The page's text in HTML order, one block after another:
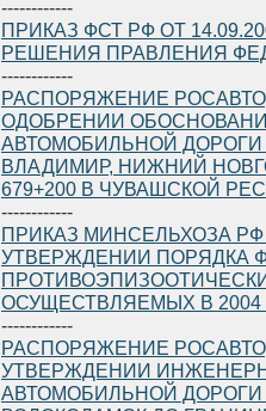
------------
ПРИКАЗ ФСТ РФ ОТ
РЕШЕНИЯ ПРАВЛЕНИЯ
------------
РАСПОРЯЖЕНИЕ
ОДОБРЕНИИ
АВТОМОБИЛЬНОЙ ДОРОГИ
ВЛАДИМИР, НИЖНИЙ
679+200 В ЧУВАШСКОЙ
------------
ПРИКАЗ МИНСЕЛЬХОЗА РФ
УТВЕРЖДЕНИИ ПОРЯДКА
ОСУЩЕСТВЛЯЕМЫХ В 2004
------------
РАСПОРЯЖЕНИЕ
УТВЕРЖДЕНИИ
АВТОМОБИЛЬНОЙ ДОРОГИ